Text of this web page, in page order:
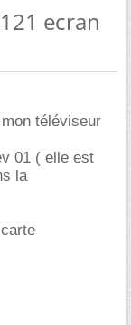
ecran
téléviseur
01 ( elle est
la